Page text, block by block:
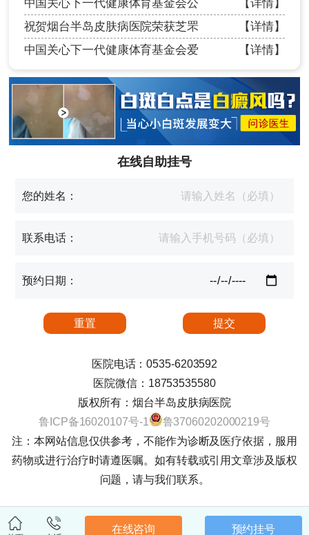
中国关心下一代健康体育基金会公
【详情】
祝贺烟台半岛皮肤病医院荣获芝罘
【详情】
中国关心下一代健康体育基金会爱
【详情】
在线自助挂号
您的姓名：
联系电话：
预约日期：
医院电话：0535-6203592
医院微信：18753535580
版权所有：烟台半岛皮肤病医院
鲁ICP备16020107号-1
鲁37060202000219号
注：本网站信息仅供参考，不能作为诊断及医疗依据，服用
药物或进行治疗时请遵医嘱。如有转载或引用文章涉及版权
问题，请与我们联系。
在线咨询 预约挂号